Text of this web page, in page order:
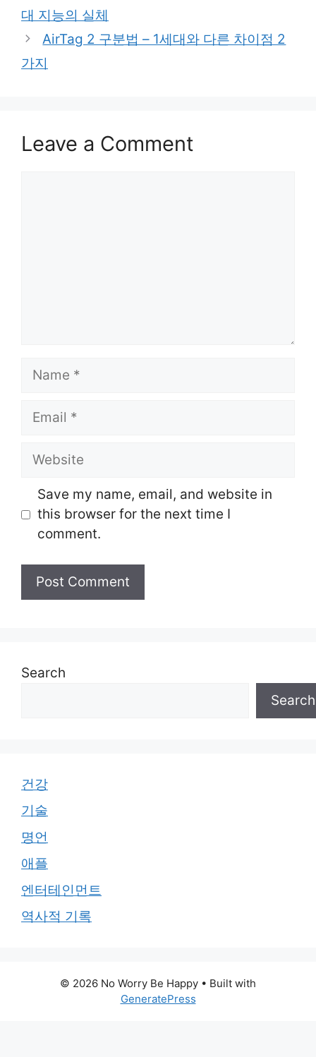
대 지능의 실체
AirTag 2 구분법 – 1세대와 다른 차이점 2
가지
Leave a Comment
Name
Email
Website
Save my name, email, and website in
this browser for the next time I
comment.
Search
Search
건강
기술
명언
애플
엔터테인먼트
역사적 기록
© 2026 No Worry Be Happy • Built with
GeneratePress